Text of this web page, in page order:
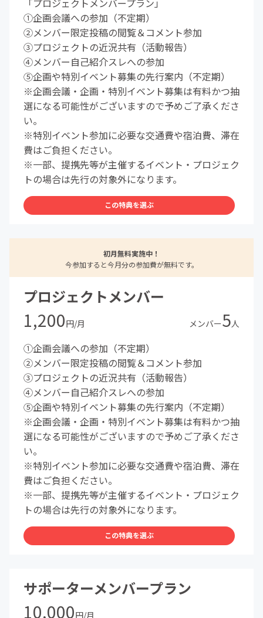
「プロジェクトメンバープラン」
①企画会議への参加（不定期）
②メンバー限定投稿の閲覧＆コメント参加
③プロジェクトの近況共有（活動報告）
④メンバー自己紹介スレへの参加
⑤企画や特別イベント募集の先行案内（不定期）
※企画会議・企画・特別イベント募集は有料かつ抽
選になる可能性がございますので予めご了承くださ
い。
※特別イベント参加に必要な交通費や宿泊費、滞在
費はご負担ください。
※一部、提携先等が主催するイベント・プロジェク
トの場合は先行の対象外になります。
この特典を選ぶ
初月無料実施中！
今参加すると今月分の参加費が無料です。
プロジェクトメンバー
1,200円/月 メンバー5人
①企画会議への参加（不定期）
②メンバー限定投稿の閲覧＆コメント参加
③プロジェクトの近況共有（活動報告）
④メンバー自己紹介スレへの参加
⑤企画や特別イベント募集の先行案内（不定期）
※企画会議・企画・特別イベント募集は有料かつ抽
選になる可能性がございますので予めご了承くださ
い。
※特別イベント参加に必要な交通費や宿泊費、滞在
費はご負担ください。
※一部、提携先等が主催するイベント・プロジェク
トの場合は先行の対象外になります。
この特典を選ぶ
サポーターメンバープラン
10,000円/月